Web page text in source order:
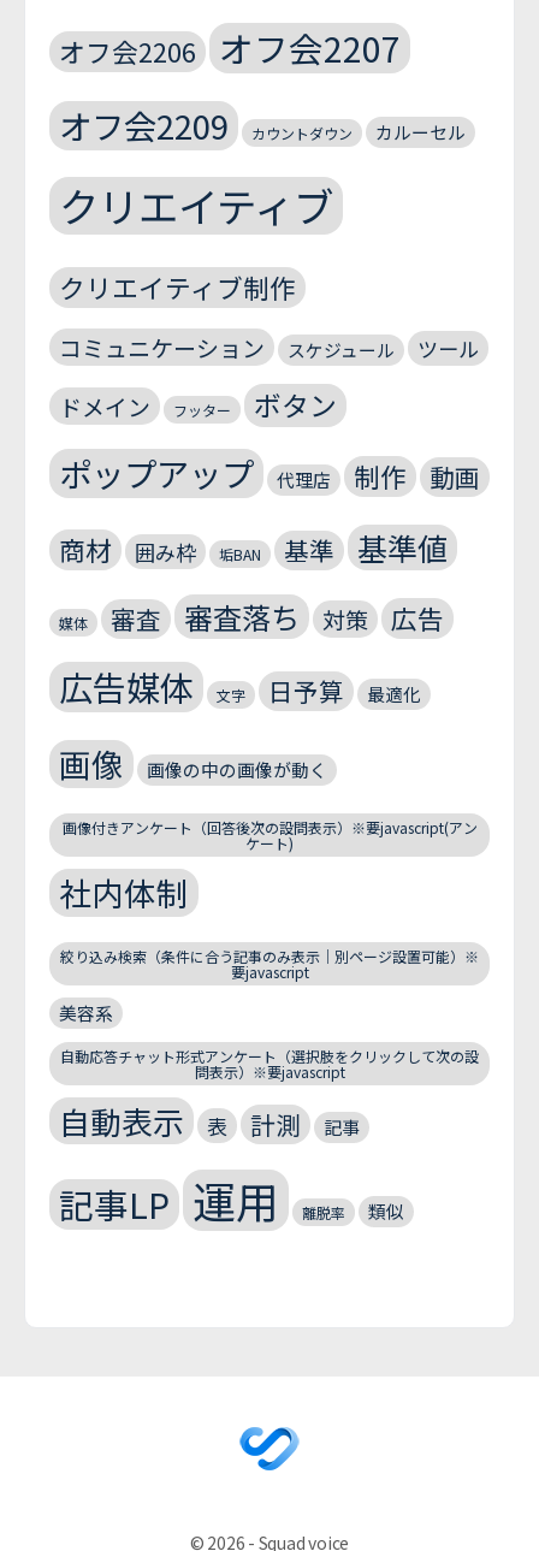
オフ会2206 オフ会2207
オフ会2209 カウントダウン カルーセル
クリエイティブ
クリエイティブ制作
コミュニケーション スケジュール ツール
ドメイン フッター ボタン
ポップアップ 代理店 制作 動画
商材 囲み枠 垢BAN 基準 基準値
媒体 審査 審査落ち 対策 広告
広告媒体 文字 日予算 最適化
画像 画像の中の画像が動く
画像付きアンケート（回答後次の設問表示）※要javascript(アン
ケート)
社内体制
絞り込み検索（条件に合う記事のみ表示｜別ページ設置可能）※
要javascript
美容系
自動応答チャット形式アンケート（選択肢をクリックして次の設
問表示）※要javascript
自動表示 表 計測 記事
記事LP 運用 離脱率 類似
© 2026 - Squad voice